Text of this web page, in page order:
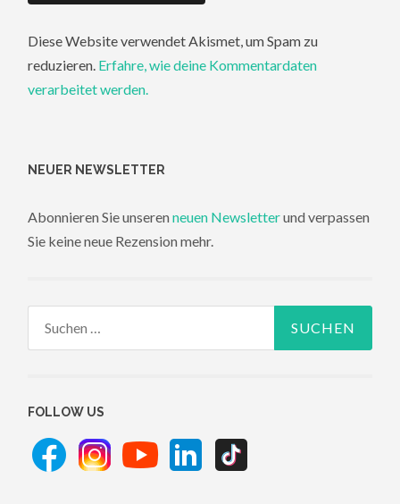
Diese Website verwendet Akismet, um Spam zu
reduzieren. Erfahre, wie deine Kommentardaten
verarbeitet werden.
NEUER NEWSLETTER
Abonnieren Sie unserenneuen Newsletterund verpassen
Sie keine neue Rezension mehr.
FOLLOW US